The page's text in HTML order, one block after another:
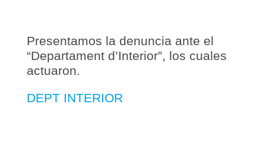
Presentamos la denuncia ante el
“Departament d’Interior”, los cuales
actuaron.
DEPT INTERIOR